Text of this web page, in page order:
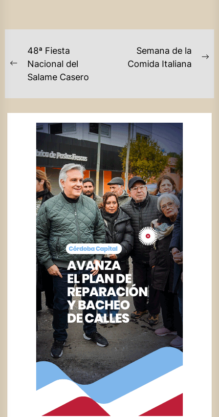
NAVEGACIÓN
DE
ENTRADAS
Previous
post:
48ª Fiesta
Nacional del
Salame Casero
Semana de la
Comida Italiana